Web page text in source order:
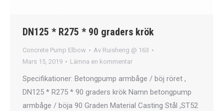
DN125 * R275 * 90 graders krök
Concrete Pump Elbow Av Ruisheng @ 163
Mars 15, 2019
Lämna en kommentar
Specifikationer: Betongpump armbåge / böj röret ,
DN125 * R275 * 90 graders krök Namn betongpump
armbåge / böja 90 Graden Material Casting Stål ,ST52